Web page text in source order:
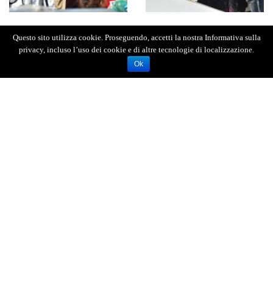
Questo sito utilizza cookie. Proseguendo, accetti la nostra Informativa sulla
privacy, incluso l’uso dei cookie e di altre tecnologie di localizzazione.
Ok